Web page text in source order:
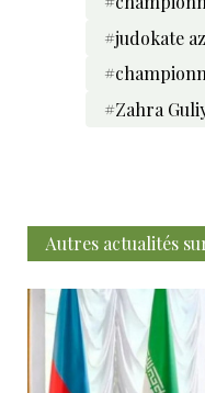
#judokate
#Zahra
Autres actualités